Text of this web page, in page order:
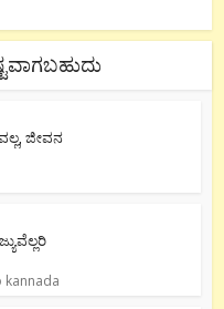
ಜೀವನ
kannada